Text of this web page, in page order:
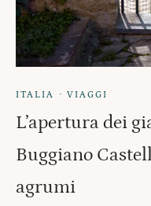
ITALIA · VIAGGI
L’apertura dei
Buggiano
agrumi